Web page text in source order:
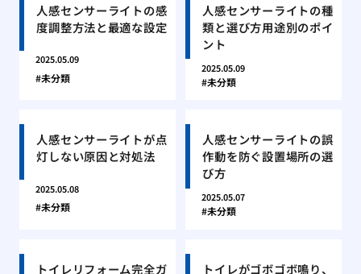
人感センサーライトの感
度調整方法と最適な設定
2025.05.09
未分類
人感センサーライトの種
類と選び方用途別のポイ
ント
2025.05.09
未分類
人感センサーライトが点
灯しない原因と対処法
2025.05.08
未分類
人感センサーライトの誤
作動を防ぐ設置場所の選
び方
2025.05.07
未分類
トイレリフォーム完全ガ トイレがゴボゴボ鳴り、